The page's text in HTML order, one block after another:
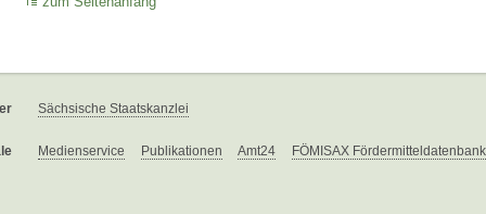
Sächsische Staatskanzlei
Medienservice Publikationen Amt24 FÖMISAX Fördermitteldatenbank